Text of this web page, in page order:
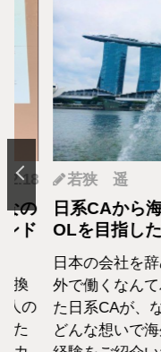
の
ド
換
人の
た
若狭 遥
日系CAから
OLを目指し
日本の会社を
外で働くなん
た日系CAが、
どんな想いで